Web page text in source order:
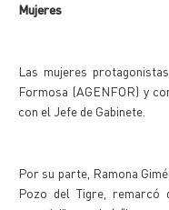
Mujeres
Las mujeres
Formosa (AGENFOR) y
con el Jefe de Gabinete.
Por su parte, Ramona
Pozo del Tigre, remarcó